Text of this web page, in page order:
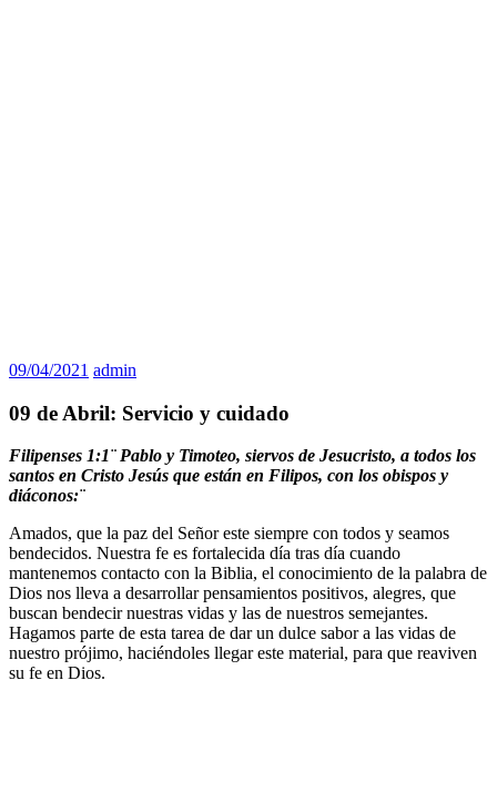
09/04/2021 admin
09 de Abril: Servicio y cuidado
Filipenses 1:1¨ Pablo y Timoteo, siervos de Jesucristo, a todos los
santos en Cristo Jesús que están en Filipos, con los obispos y
diáconos:¨
Amados, que la paz del Señor este siempre con todos y seamos
bendecidos. Nuestra fe es fortalecida día tras día cuando
mantenemos contacto con la Biblia, el conocimiento de la palabra de
Dios nos lleva a desarrollar pensamientos positivos, alegres, que
buscan bendecir nuestras vidas y las de nuestros semejantes.
Hagamos parte de esta tarea de dar un dulce sabor a las vidas de
nuestro prójimo, haciéndoles llegar este material, para que reaviven
su fe en Dios.